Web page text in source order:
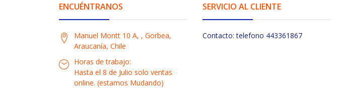
ENCUÉNTRANOS
Manuel Montt 10 A, , Gorbea,
Araucanía, Chile
Horas de trabajo:
Hasta el 8 de Julio solo ventas
online. (estamos Mudando)
SERVICIO AL CLIENTE
Contacto: telefono 443361867